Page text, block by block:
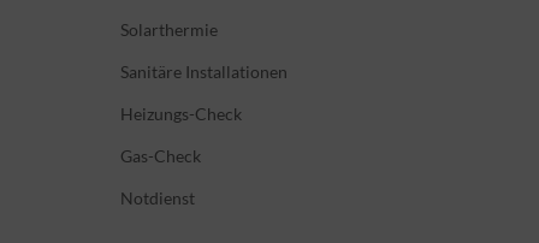
Solarthermie
Sanitäre Installationen
Heizungs-Check
Gas-Check
Notdienst